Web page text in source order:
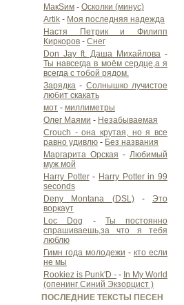
МакSим - Осколки (минус)
Artik - Моя последняя надежда
Настя Петрик и Филипп
Киркоров - Снег
Don Jay ft. Даша Михайлова -
Ты навсегда в моём сердце,а я
всегда с тобой рядом.
Зарядка - Солнышко лучистое
любит скакать
мот - миллиметры
Олег Маями - Незабываемая
Crouch - она крутая, но я все
равно удивлю - Без названия
Маргарита Орская - Любимый
муж мой
Harry Potter- Harry Potter in 99
seconds
Deny Montana (DSL)- Это
воркаут
Loc Dog - Ты постоянно
спрашиваешь,за что я тебя
люблю
Гимн года молодежи - кто если
не мы
Rookiez is Punk'D - - In My World
(опенинг Синий Экзорцист )
ПОСЛЕДНИЕ ТЕКСТЫ ПЕСЕН